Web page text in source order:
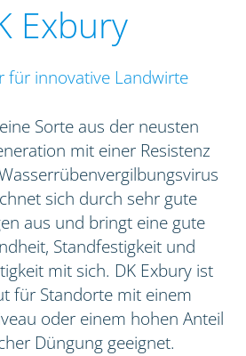
Exbury
für innovative Landwirte
Sorte aus der neusten
mit einer Resistenz
sich durch sehr gute
aus und bringt eine gute
Standfestigkeit und
mit sich. DK Exbury ist
für Standorte mit einem
oder einem hohen Anteil
Düngung geeignet.